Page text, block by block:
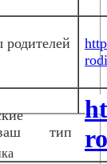
тип